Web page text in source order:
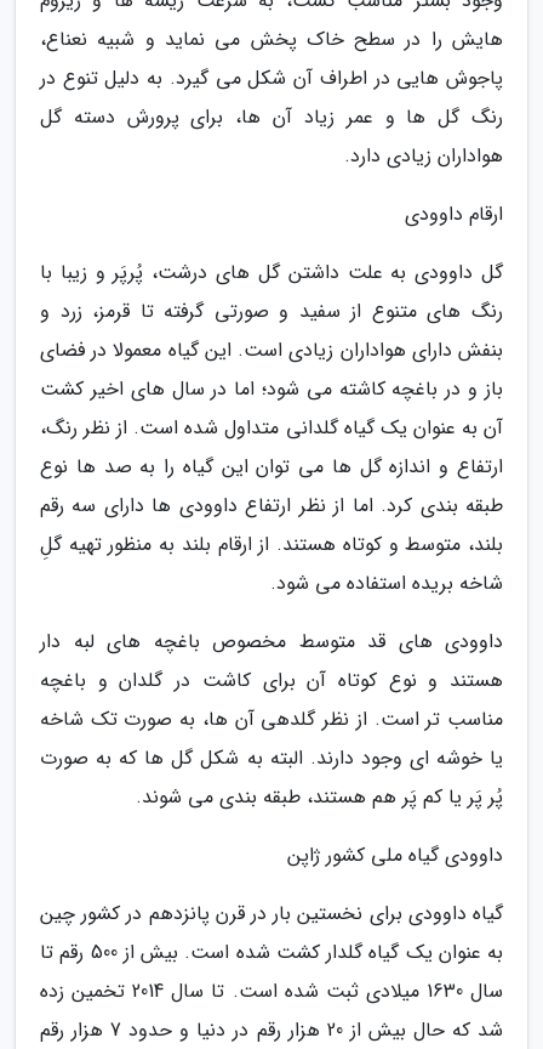
هایش را در سطح خاک پخش می نماید و شبیه نعناع،
پاجوش هایی در اطراف آن شکل می گیرد. به دلیل تنوع در
رنگ گل ها و عمر زیاد آن ها، برای پرورش دسته گل
هواداران زیادی دارد.
ارقام داوودی
گل داوودی به علت داشتن گل های درشت، پُرپَر و زیبا با
رنگ های متنوع از سفید و صورتی گرفته تا قرمز، زرد و
بنفش دارای هواداران زیادی است. این گیاه معمولا در فضای
باز و در باغچه کاشته می شود؛ اما در سال های اخیر کشت
آن به عنوان یک گیاه گلدانی متداول شده است. از نظر رنگ،
ارتفاع و اندازه گل ها می توان این گیاه را به صد ها نوع
طبقه بندی کرد. اما از نظر ارتفاع داوودی ها دارای سه رقم
بلند، متوسط و کوتاه هستند. از ارقام بلند به منظور تهیه گلِ
شاخه بریده استفاده می شود.
داوودی های قد متوسط مخصوص باغچه های لبه دار
هستند و نوع کوتاه آن برای کاشت در گلدان و باغچه
مناسب تر است. از نظر گلدهی آن ها، به صورت تک شاخه
یا خوشه ای وجود دارند. البته به شکل گل ها که به صورت
پُر پَر یا کم پَر هم هستند، طبقه بندی می شوند.
داوودی گیاه ملی کشور ژاپن
گیاه داوودی برای نخستین بار در قرن پانزدهم در کشور چین
به عنوان یک گیاه گلدار کشت شده است. بیش از 500 رقم تا
سال 1630 میلادی ثبت شده است. تا سال 2014 تخمین زده
شد که حال بیش از 20 هزار رقم در دنیا و حدود 7 هزار رقم